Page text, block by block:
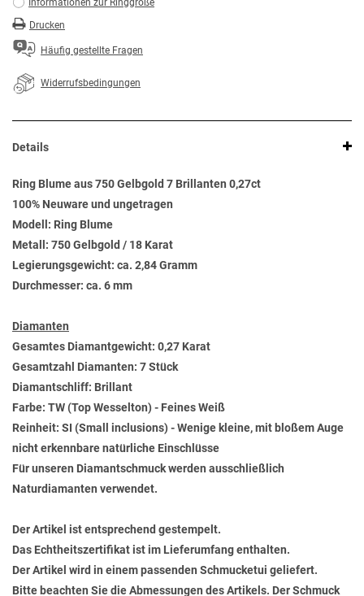
Informationen zur Ringgröße
Drucken
Häufig gestellte Fragen
Widerrufsbedingungen
Details
Ring Blume aus 750 Gelbgold 7 Brillanten 0,27ct
100% Neuware und ungetragen
Modell: Ring Blume
Metall: 750 Gelbgold / 18 Karat
Legierungsgewicht: ca. 2,84 Gramm
Durchmesser: ca. 6 mm
Diamanten
Gesamtes Diamantgewicht: 0,27 Karat
Gesamtzahl Diamanten: 7 Stück
Diamantschliff: Brillant
Farbe: TW (Top Wesselton) - Feines Weiß
Reinheit: SI (Small inclusions) - Wenige kleine, mit bloßem Auge
nicht erkennbare natürliche Einschlüsse
Für unseren Diamantschmuck werden ausschließlich
Naturdiamanten verwendet.
Der Artikel ist entsprechend gestempelt.
Das Echtheitszertifikat ist im Lieferumfang enthalten.
Der Artikel wird in einem passenden Schmucketui geliefert.
Bitte beachten Sie die Abmessungen des Artikels. Der Schmuck